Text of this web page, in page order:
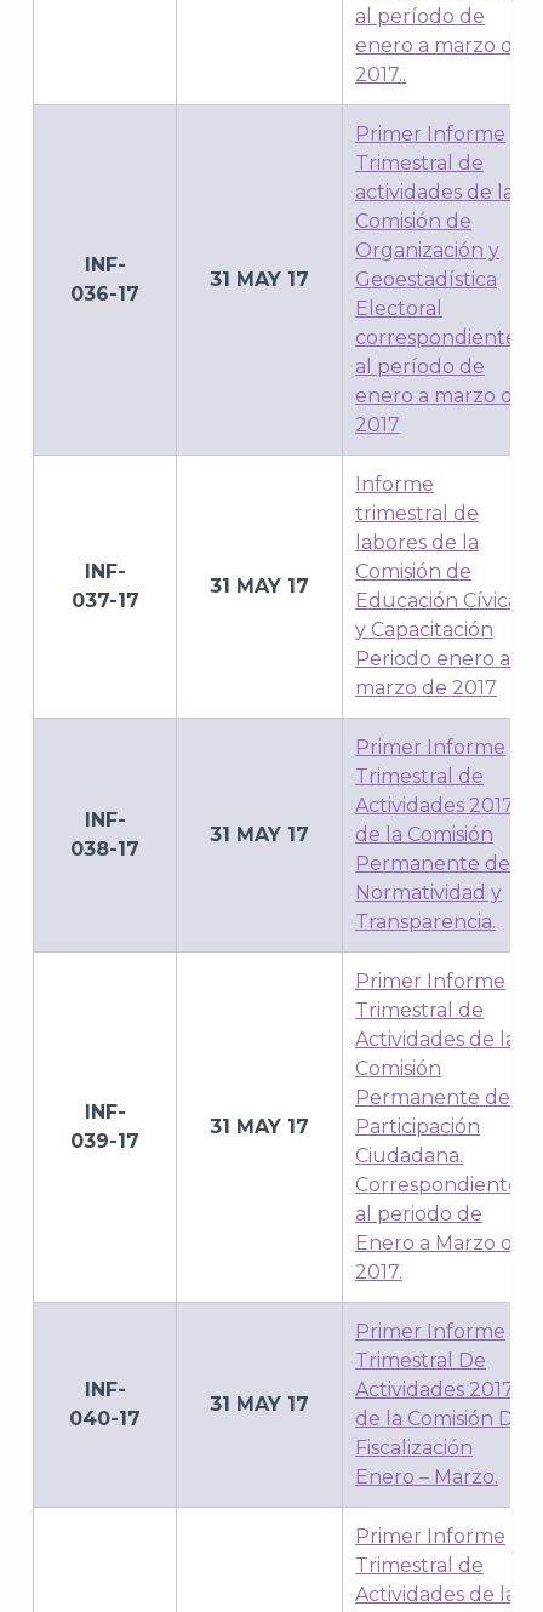
al período de
enero a marzo de
2017..
INF-
036-17
31 MAY 17
Primer Informe
Trimestral de
actividades de la
Comisión de
Organización y
Geoestadística
Electoral
correspondiente
al período de
enero a marzo de
2017
INF-
037-17
31 MAY 17
Informe
trimestral de
labores de la
Comisión de
Educación Cívica
y Capacitación
Periodo enero a
marzo de 2017
INF-
038-17
31 MAY 17
Primer Informe
Trimestral de
Actividades 2017
de la Comisión
Permanente de
Normatividad y
Transparencia.
INF-
039-17
31 MAY 17
Primer Informe
Trimestral de
Actividades de la
Comisión
Permanente de
Participación
Ciudadana.
Correspondiente
al periodo de
Enero a Marzo de
2017.
INF-
040-17
31 MAY 17
Primer Informe
Trimestral De
Actividades 2017
de la Comisión De
Fiscalización
Enero – Marzo.
Primer Informe
Trimestral de
Actividades de la